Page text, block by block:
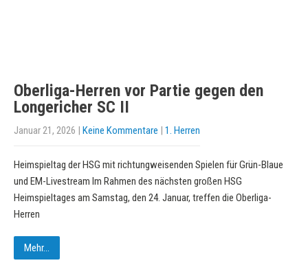
Oberliga-Herren vor Partie gegen den
Longericher SC II
Januar 21, 2026 | Keine Kommentare | 1. Herren
Heimspieltag der HSG mit richtungweisenden Spielen für Grün-Blaue
und EM-Livestream Im Rahmen des nächsten großen HSG
Heimspieltages am Samstag, den 24. Januar, treffen die Oberliga-
Herren
Mehr...